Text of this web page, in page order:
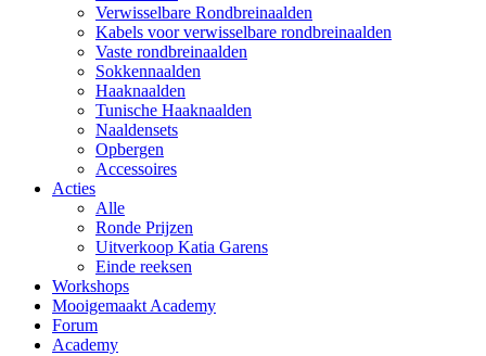
Verwisselbare Rondbreinaalden
Kabels voor verwisselbare rondbreinaalden
Vaste rondbreinaalden
Sokkennaalden
Haaknaalden
Tunische Haaknaalden
Naaldensets
Opbergen
Accessoires
Acties
Alle
Ronde Prijzen
Uitverkoop Katia Garens
Einde reeksen
Workshops
Mooigemaakt Academy
Forum
Academy